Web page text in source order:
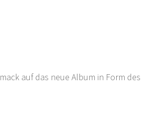
auf das neue Album in Form des